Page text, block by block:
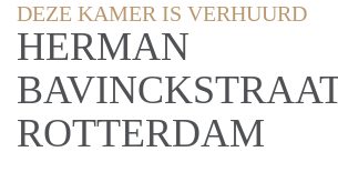
DEZE KAMER IS VERHUURD
HERMAN
ROTTERDAM